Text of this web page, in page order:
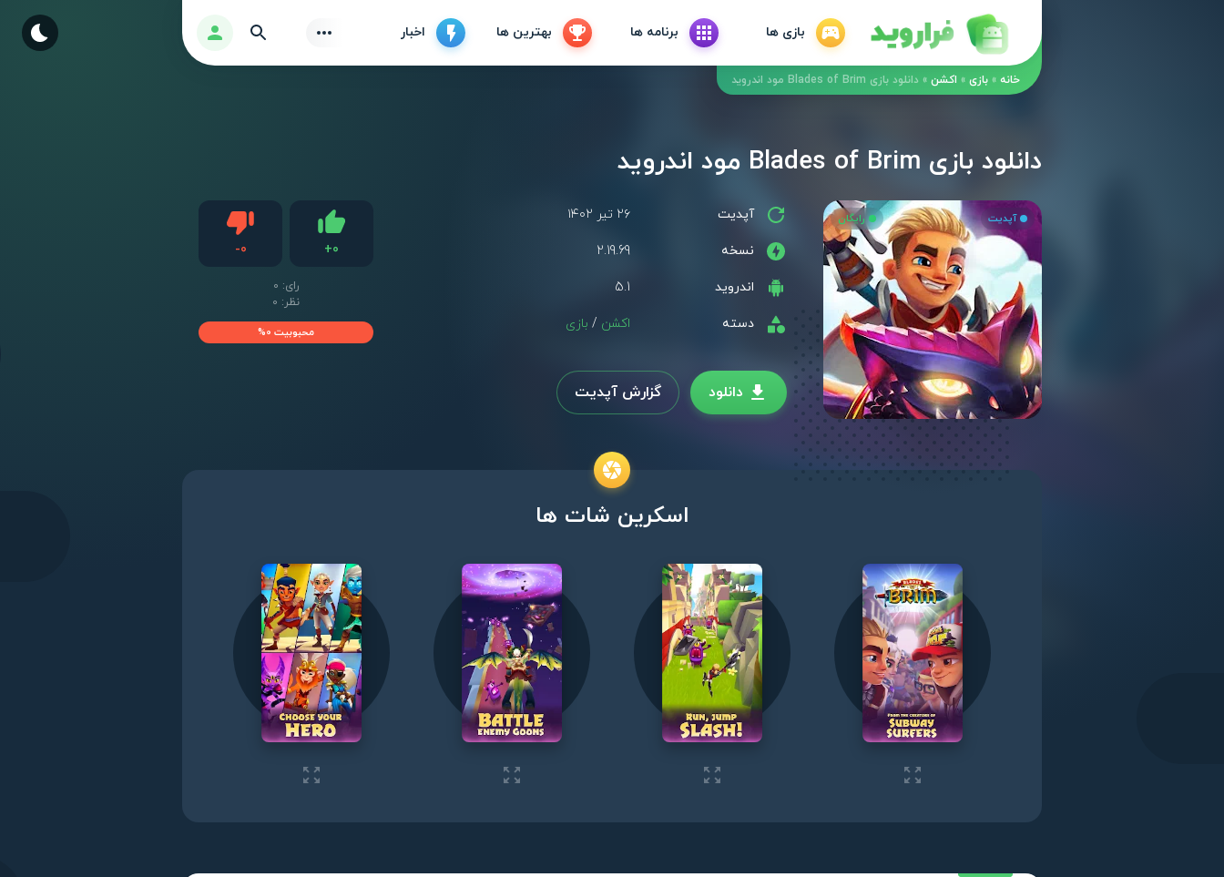
بازی ها برنامه ها بهترین ها اخبار ورود Find
خانه » بازی » اکشن » دانلود بازی Blades of Brim مود اندروید
دانلود بازی Blades of Brim مود اندروید
آپدیت رایگان آپدیت ۲۶ تیر ۱۴۰۲
نسخه 2.19.69
اندروید 5.1
دسته اکشن / بازی
+0
لایک
-0دیس لایک
رای: 0
نظر: 0
محبوبیت 0%
دانلود گزارش آپدیت
اسکرین شات ها